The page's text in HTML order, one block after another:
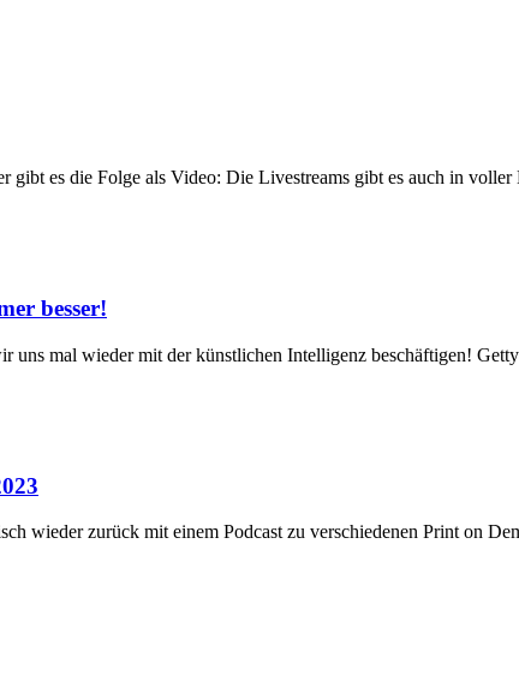
es die Folge als Video: Die Livestreams gibt es auch in voller
besser!
uns mal wieder mit der künstlichen Intelligenz beschäftigen!
wieder zurück mit einem Podcast zu verschiedenen Print on